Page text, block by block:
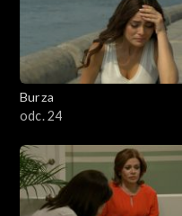
Burza
odc. 24